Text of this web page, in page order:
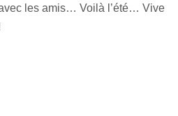
les amis… Voilà l’été… Vive